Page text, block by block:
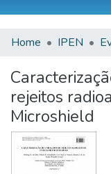
Sobre
Communities &
All of DSpace
Statistics
Home IPEN
rejeitos
Microshield